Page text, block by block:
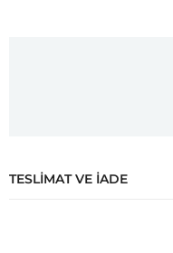
TESLIMAT VE İADE